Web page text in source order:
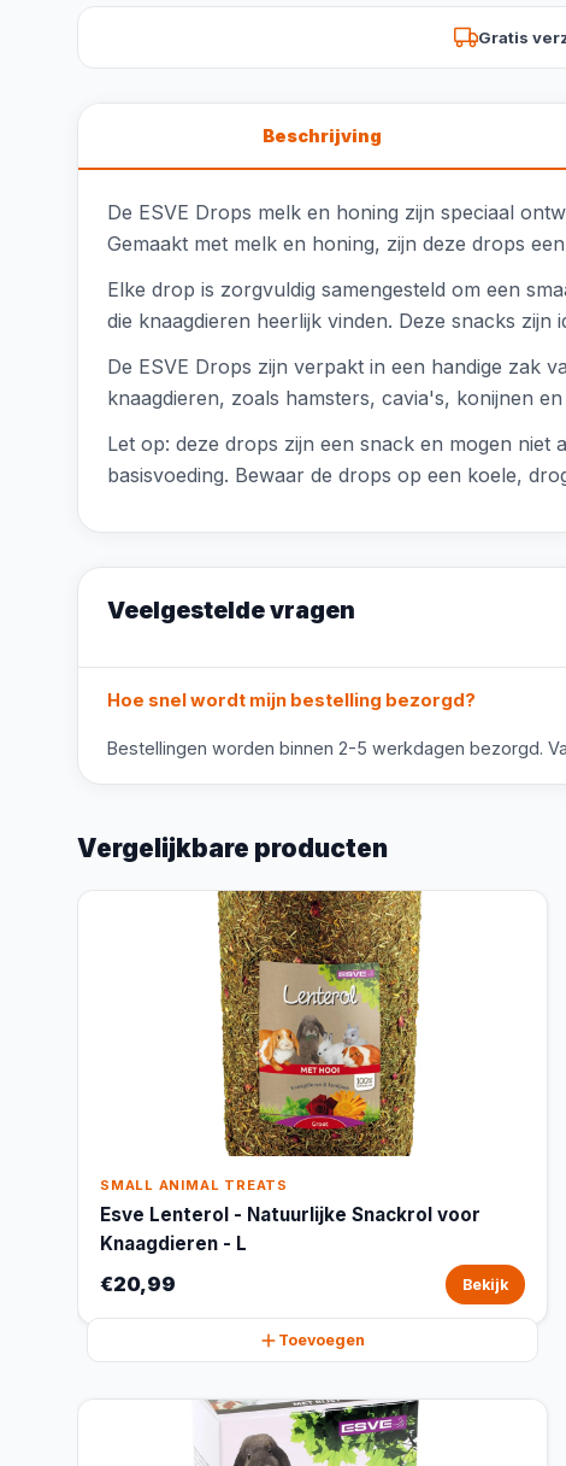
Gratis
Beschrijving
De ESVE Drops melk en honing zijn speciaal
Gemaakt met melk en honing, zijn deze drops
Elke drop is zorgvuldig samengesteld om een
die knaagdieren heerlijk vinden. Deze snacks
De ESVE Drops zijn verpakt in een handige zak
knaagdieren, zoals hamsters, cavia's, konijnen
Let op: deze drops zijn een snack en mogen niet
basisvoeding. Bewaar de drops op een koele,
Veelgestelde vragen
Hoe snel wordt mijn bestelling bezorgd?
Bestellingen worden binnen 2-5 werkdagen bezorgd.
Vergelijkbare producten
SMALL ANIMAL TREATS
Esve Lenterol - Natuurlijke Snackrol voor
Knaagdieren - L
€20,99 Bekijk
Toevoegen